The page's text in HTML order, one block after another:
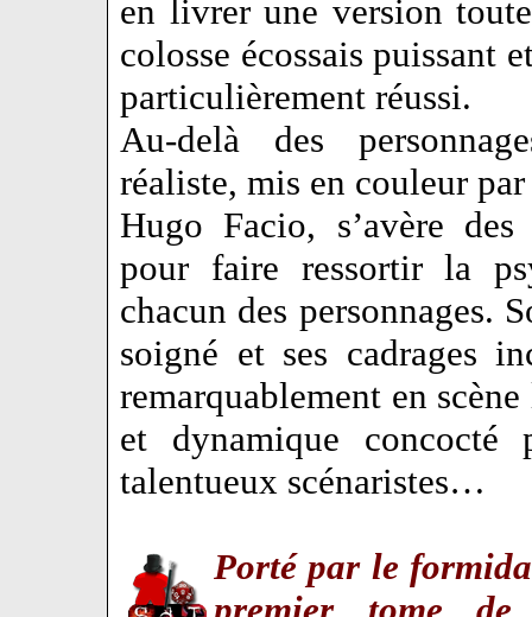
en livrer une version
colosse écossais puissant
particulièrement réussi.
Au-delà des
réaliste, mis en couleur par
Hugo Facio, s’avère
pour faire ressortir la
chacun des personnages.
soigné et ses cadrages
remarquablement en
et dynamique concocté
talentueux scénaristes…
Porté par le